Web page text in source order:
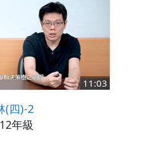
11:03
(四)-2
年級